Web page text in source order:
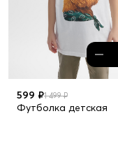
599 ₽1 499 ₽
Футболка детская